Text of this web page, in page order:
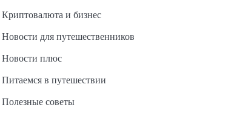
Криптовалюта и бизнес
Новости для путешественников
Новости плюс
Питаемся в путешествии
Полезные советы